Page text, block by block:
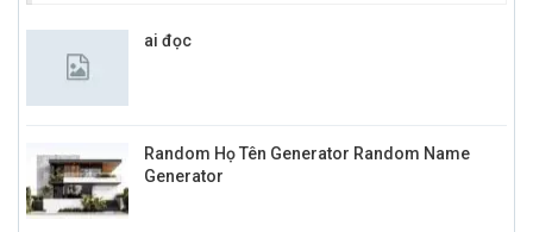
ai đọc
Random Họ Tên Generator Random Name
Generator